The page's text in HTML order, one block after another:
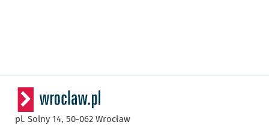
pl. Solny 14, 50-062 Wrocław